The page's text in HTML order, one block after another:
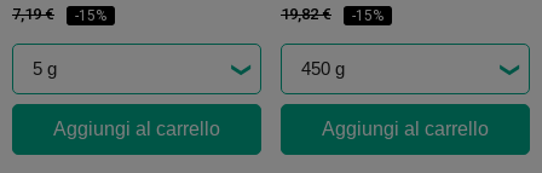
7,19 € -15%
Aggiungi al carrello
19,82 € -15%
Aggiungi al carrello